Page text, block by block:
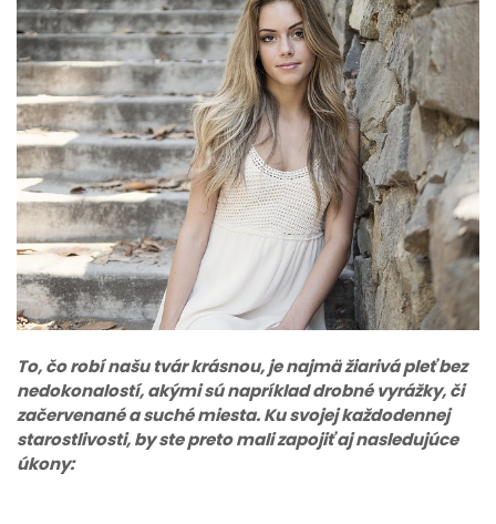
To, čo robí našu tvár krásnou, je najmä žiarivá pleť bez
nedokonalostí, akými sú napríklad drobné vyrážky, či
začervenané a suché miesta. Ku svojej každodennej
starostlivosti, by ste preto mali zapojiť aj nasledujúce
úkony: